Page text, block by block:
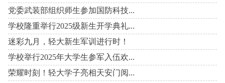
党委武装部组织师生参加国防科技...
学校隆重举行2025级新生开学典礼...
迷彩九月，轻大新生军训进行时！
学校举行2025年大学生参军入伍欢...
荣耀时刻！轻大学子亮相天安门阅...